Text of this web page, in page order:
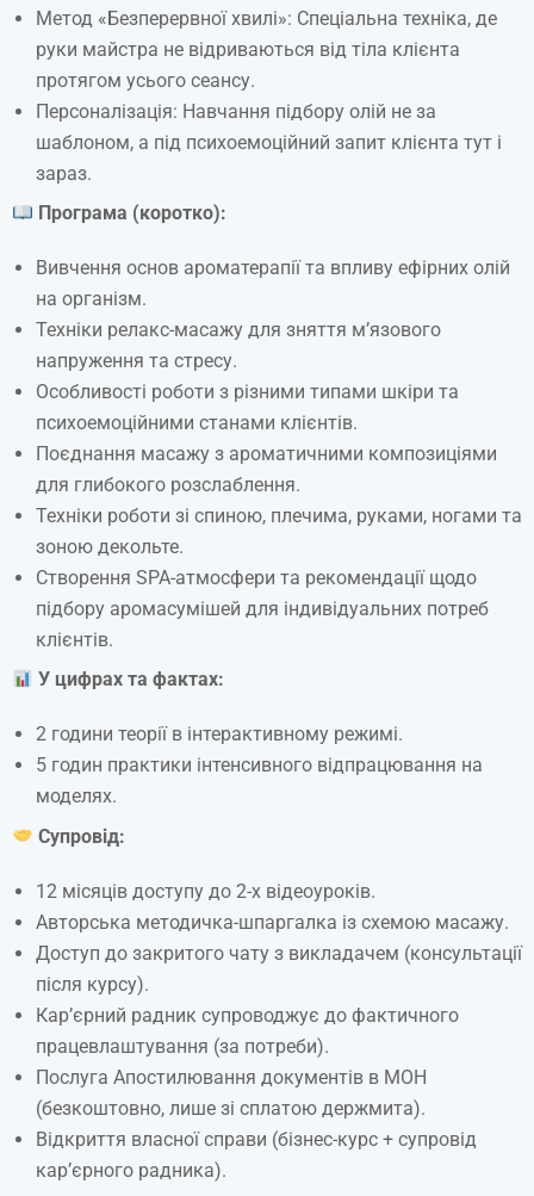
Метод «Безперервної хвилі»: Спеціальна техніка, де
руки майстра не відриваються від тіла клієнта
протягом усього сеансу.
Персоналізація: Навчання підбору олій не за
шаблоном, а під психоемоційний запит клієнта тут і
зараз.
Програма (коротко):
Вивчення основ ароматерапії та впливу ефірних олій
на організм.
Техніки релакс-масажу для зняття м’язового
напруження та стресу.
Особливості роботи з різними типами шкіри та
психоемоційними станами клієнтів.
Поєднання масажу з ароматичними композиціями
для глибокого розслаблення.
Техніки роботи зі спиною, плечима, руками, ногами та
зоною декольте.
Створення SPA-атмосфери та рекомендації щодо
підбору аромасумішей для індивідуальних потреб
клієнтів.
У цифрах та фактах:
2 години теорії в інтерактивному режимі.
5 годин практики інтенсивного відпрацювання на
моделях.
Супровід:
12 місяців доступу до 2-х відеоуроків.
Авторська методичка-шпаргалка із схемою масажу.
Доступ до закритого чату з викладачем (консультації
після курсу).
Кар’єрний радник супроводжує до фактичного
працевлаштування (за потреби).
Послуга Апостилювання документів в МОН
(безкоштовно, лише зі сплатою держмита).
Відкриття власної справи (бізнес-курс + супровід
кар’єрного радника).